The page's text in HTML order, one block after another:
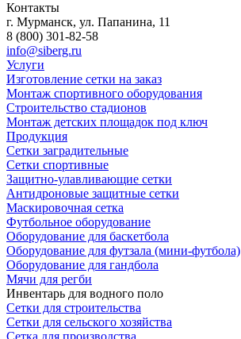
Контакты
г. Мурманск, ул. Папанина, 11
8 (800) 301-82-58
info@siberg.ru
Услуги
Изготовление сетки на заказ
Монтаж спортивного оборудования
Строительство стадионов
Монтаж детских площадок под ключ
Продукция
Сетки заградительные
Сетки спортивные
Защитно-улавливающие сетки
Антидроновые защитные сетки
Маскировочная сетка
Футбольное оборудование
Оборудование для баскетбола
Оборудование для футзала (мини-футбола)
Оборудование для гандбола
Мячи для регби
Инвентарь для водного поло
Сетки для строительства
Сетки для сельского хозяйства